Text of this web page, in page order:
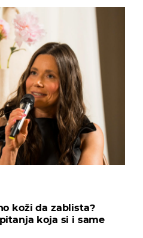
koži da zablista?
koja si i same